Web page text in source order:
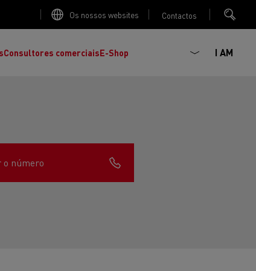
Os nossos websites Contactos
Consultores comerciaisE-Shop I AM
o número